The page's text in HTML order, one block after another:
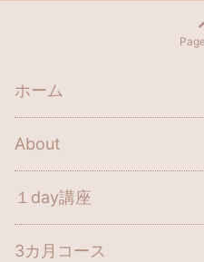
ホーム
About
１day講座
3カ月コース